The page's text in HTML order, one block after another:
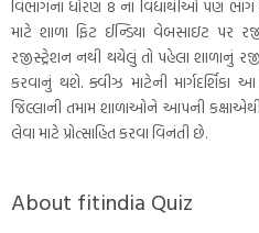
વિભાગના ધોરણ 8 ના વિદ્યાર્થીઓ પણ
માટે શાળા ફિટ ઈન્ડિયા વેબસાઇટ પર
રજીસ્ટ્રેશન નથી થયેલું તો પહેલા શાળાનું
કરવાનું થશે. ક્વીઝ માટેની
જિલ્લાની તમામ શાળાઓને આપની
લેવા માટે પ્રોત્સાહિત કરવા વિનંતી છે.
About fitindia Quiz